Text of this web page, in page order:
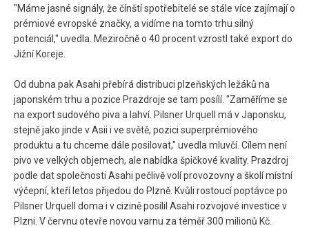
"Máme jasné signály, že čínští spotřebitelé se stále více zajímají o
prémiové evropské značky, a vidíme na tomto trhu silný
potenciál," uvedla. Meziročně o 40 procent vzrostl také export do
Jižní Koreje.
Od dubna pak Asahi přebírá distribuci plzeňských ležáků na
japonském trhu a pozice Prazdroje se tam posílí. "Zaměříme se
na export sudového piva a lahví. Pilsner Urquell má v Japonsku,
stejně jako jinde v Asii i ve světě, pozici superprémiového
produktu a tu chceme dále posilovat," uvedla mluvčí. Cílem není
pivo ve velkých objemech, ale nabídka špičkové kvality. Prazdroj
podle dat společnosti Asahi pečlivě volí provozovny a školí místní
výčepní, kteří letos přijedou do Plzně. Kvůli rostoucí poptávce po
Pilsner Urquell doma i v cizině posílil Asahi rozvojové investice v
Plzni. V červnu otevře novou varnu za téměř 300 milionů Kč.